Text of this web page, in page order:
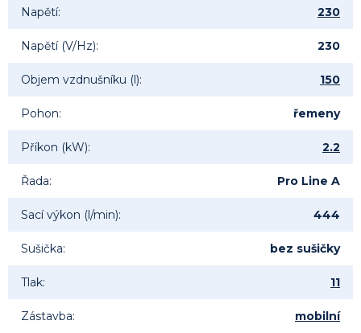
Napětí: 230
Napětí (V/Hz): 230
Objem vzdnušníku (l): 150
Pohon: řemeny
Příkon (kW): 2.2
Řada: Pro Line A
Sací výkon (l/min): 444
Sušička: bez sušičky
Tlak: 11
Zástavba: mobilní